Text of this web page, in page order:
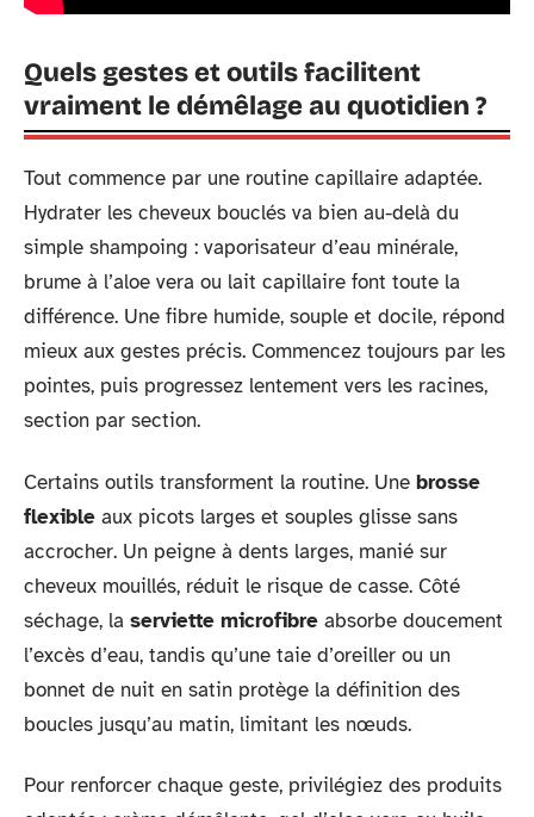
Quels gestes et outils facilitent
vraiment le démêlage au quotidien ?
Tout commence par une routine capillaire adaptée.
Hydrater les cheveux bouclés va bien au-delà du
simple shampoing : vaporisateur d’eau minérale,
brume à l’aloe vera ou lait capillaire font toute la
différence. Une fibre humide, souple et docile, répond
mieux aux gestes précis. Commencez toujours par les
pointes, puis progressez lentement vers les racines,
section par section.
Certains outils transforment la routine. Une brosse
flexible aux picots larges et souples glisse sans
accrocher. Un peigne à dents larges, manié sur
cheveux mouillés, réduit le risque de casse. Côté
séchage, la serviette microfibre absorbe doucement
l’excès d’eau, tandis qu’une taie d’oreiller ou un
bonnet de nuit en satin protège la définition des
boucles jusqu’au matin, limitant les nœuds.
Pour renforcer chaque geste, privilégiez des produits